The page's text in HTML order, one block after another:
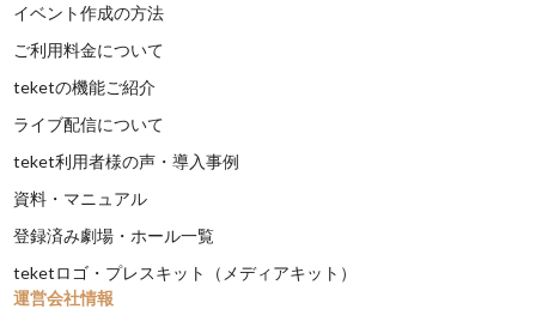
イベント作成の方法
ご利用料金について
teketの機能ご紹介
ライブ配信について
teket利用者様の声・導入事例
資料・マニュアル
登録済み劇場・ホール一覧
teketロゴ・プレスキット（メディアキット）
運営会社情報